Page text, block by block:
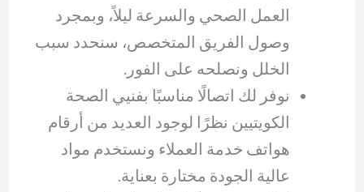
العمل الصحي والسرعة ليلاً، وبمجرد
وصول الفريق المتخصص، سنحدد سبب
الخلل ونصلحه على الفور.
نوفر لك اتصالًا مناسبًا بفنيي الصحة
الكويتيين نظرًا لوجود العديد من أرقام
هواتف خدمة العملاء ونستخدم مواد
عالية الجودة مختارة بعناية.